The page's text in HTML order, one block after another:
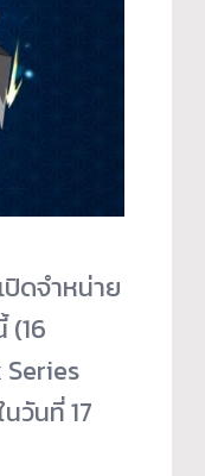
ดจำหน่าย
(16
วันที่ 17